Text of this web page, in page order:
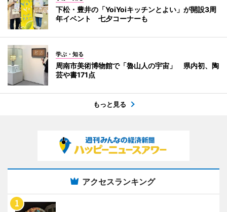
下松・豊井の「YoiYoiキッチンとよい」が開設3周
年イベント 七夕コーナーも
学ぶ・知る
周南市美術博物館で「魯山人の宇宙」 県内初、陶
芸や書171点
もっと見る
アクセスランキング